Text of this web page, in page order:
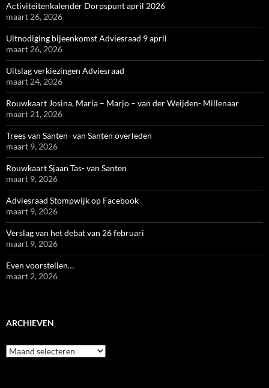
Activiteitenkalender Dorpspunt april 2026
maart 26, 2026
Uitnodiging bijeenkomst Adviesraad 9 april
maart 26, 2026
Uitslag verkiezingen Adviesraad
maart 24, 2026
Rouwkaart Josina, Maria – Marjo – van der Weijden- Millenaar
maart 21, 2026
Trees van Santen- van Santen overleden
maart 9, 2026
Rouwkaart Sjaan Tas- van Santen
maart 9, 2026
Adviesraad Stompwijk op Facebook
maart 9, 2026
Verslag van het debat van 26 februari
maart 9, 2026
Even voorstellen…
maart 2, 2026
ARCHIEVEN
Archieven